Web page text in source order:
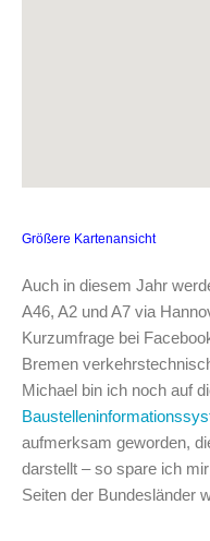
Größere Kartenansicht
Auch in diesem Jahr
A46, A2 und A7 via
Kurzumfrage bei
Bremen
Michael bin ich noch auf
aufmerksam geworden,
darstellt – so spare ich
Seiten der Bundesländer